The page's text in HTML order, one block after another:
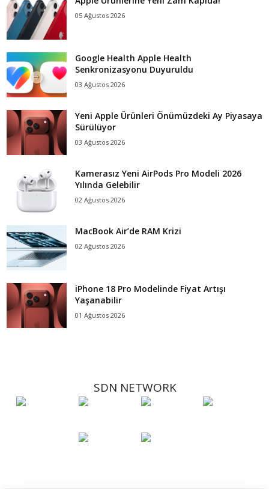
05 Ağustos 2026
Google Health Apple Health
Senkronizasyonu Duyuruldu
03 Ağustos 2026
Yeni Apple Ürünleri Önümüzdeki Ay Piyasaya
Sürülüyor
03 Ağustos 2026
Kamerasız Yeni AirPods Pro Modeli 2026
Yılında Gelebilir
02 Ağustos 2026
MacBook Air’de RAM Krizi
02 Ağustos 2026
iPhone 18 Pro Modelinde Fiyat Artışı
Yaşanabilir
01 Ağustos 2026
SDN NETWORK